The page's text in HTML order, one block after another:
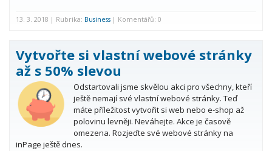
13. 3. 2018 | Rubrika: Business | Komentářů: 0
Vytvořte si vlastní webové stránky
až s 50% slevou
Odstartovali jsme skvělou akci pro všechny, kteří
ještě nemají své vlastní webové stránky. Teď
máte příležitost vytvořit si web nebo e-shop až
polovinu levněji. Neváhejte. Akce je časově
omezena. Rozjeďte své webové stránky na
inPage ještě dnes.